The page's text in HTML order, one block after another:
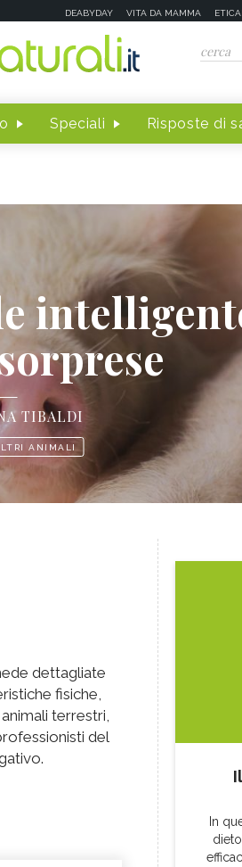
DEABYDAY VITA DA MAMMA
Speciali Risposte di
TIBALDI
ANIMALI
dettagliate
fisiche,
terrestri,
del
In